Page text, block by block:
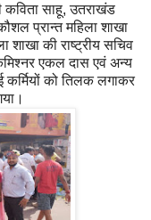
कविता साहू, उतराखंड
प्रान्त महिला शाखा
शाखा की राष्ट्रीय सचिव
एकल दास एवं अन्य
कर्मियों को तिलक लगाकर